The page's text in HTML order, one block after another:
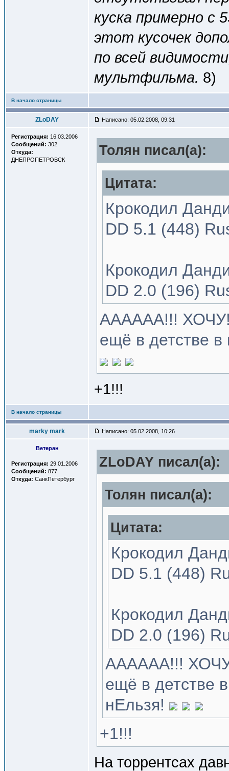
куска примерно
этот кусочек
по всей
мультфильма. 8)
В начало страницы
ZLoDAY Написано: 05.02.2008, 09:31
Регистрация: 16.03.2006
Сообщений: 302
Откуда:
ДНЕПРОПЕТРОВСК
Толян писал(a):
Цитата:
Крокодил
DD 5.1 (448)
Крокодил
DD 2.0 (196)
АААААА!!!
ещё в детстве в
+1!!!
В начало страницы
marky mark Написано: 05.02.2008, 10:26
Ветеран
Регистрация: 29.01.2006
Сообщений: 877
Откуда: СанкПетербург
ZLoDAY писал(a):
Толян писал(a):
Цитата:
Крокодил
DD 5.1 (448)
Крокодил
DD 2.0 (196)
АААААА!!!
ещё в детстве
нЕльзя!
+1!!!
На торрентсах